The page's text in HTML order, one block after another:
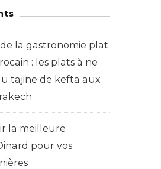
la gastronomie plat
: les plats à ne
tajine de kefta aux
la meilleure
pour vos